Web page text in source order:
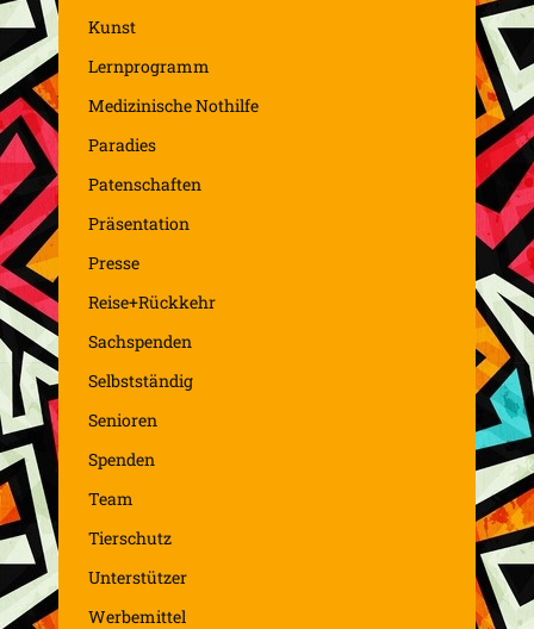
Kunst
Lernprogramm
Medizinische Nothilfe
Paradies
Patenschaften
Präsentation
Presse
Reise+Rückkehr
Sachspenden
Selbstständig
Senioren
Spenden
Team
Tierschutz
Unterstützer
Werbemittel